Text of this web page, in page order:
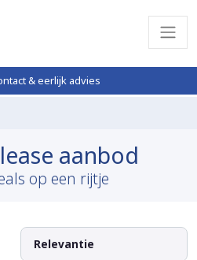
& eerlijk advies
aanbod
op een rijtje